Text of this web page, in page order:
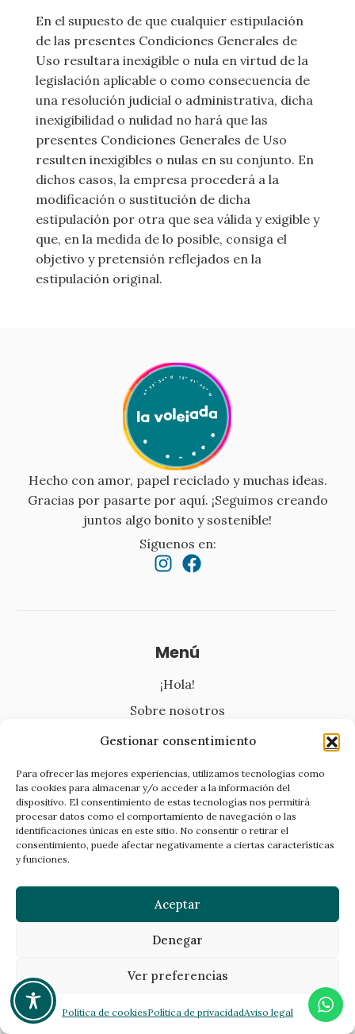
Gestionar consentimiento
Para ofrecer las mejores experiencias, utilizamos tecnologías como
las cookies para almacenar y/o acceder a la información del
dispositivo. El consentimiento de estas tecnologías nos permitirá
procesar datos como el comportamiento de navegación o las
identificaciones únicas en este sitio. No consentir o retirar el
consentimiento, puede afectar negativamente a ciertas características
y funciones.
Aceptar
Denegar
Ver preferencias
Política de cookiesPolítica de privacidadAviso legal
En el supuesto de que cualquier estipulación
de las presentes Condiciones Generales de
Uso resultara inexigible o nula en virtud de la
legislación aplicable o como consecuencia de
una resolución judicial o administrativa, dicha
inexigibilidad o nulidad no hará que las
presentes Condiciones Generales de Uso
resulten inexigibles o nulas en su conjunto. En
dichos casos, la empresa procederá a la
modificación o sustitución de dicha
estipulación por otra que sea válida y exigible y
que, en la medida de lo posible, consiga el
objetivo y pretensión reflejados en la
estipulación original.
Hecho con amor, papel reciclado y muchas ideas.
Gracias por pasarte por aquí. ¡Seguimos creando
juntos algo bonito y sostenible!
Síguenos en:
Menú
¡Hola!
Sobre nosotros
¿Qué hago?
¡Contácteme! :)
644 716 357